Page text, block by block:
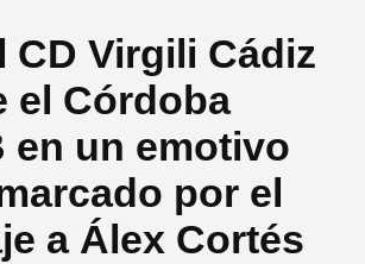
CD Virgili Cádiz
el Córdoba
en un emotivo
por el
a Álex Cortés